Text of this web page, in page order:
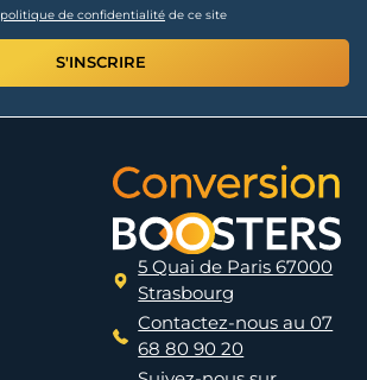
politique de confidentialité de ce site
S'INSCRIRE
5 Quai de Paris 67000
Strasbourg
Contactez-nous au 07
68 80 90 20